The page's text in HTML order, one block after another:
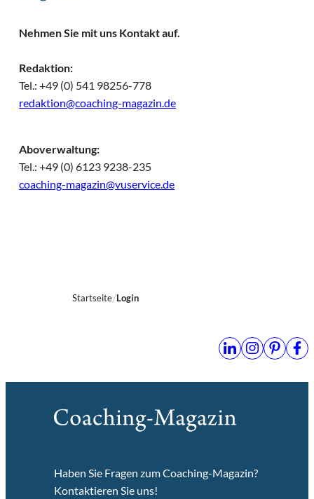
Nehmen Sie mit uns Kontakt auf.
Redaktion:
Tel.: +49 (0) 541 98256-778
redaktion@coaching-magazin.de
Aboverwaltung:
Tel.: +49 (0) 6123 9238-235
coaching-magazin@vuservice.de
Startseite Login
Haben Sie Fragen zum Coaching-Magazin?
Kontaktieren Sie uns!